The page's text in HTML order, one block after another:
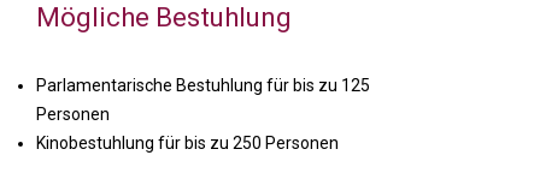
Mögliche Bestuhlung
Parlamentarische Bestuhlung für bis zu 125
Personen
Kinobestuhlung für bis zu 250 Personen